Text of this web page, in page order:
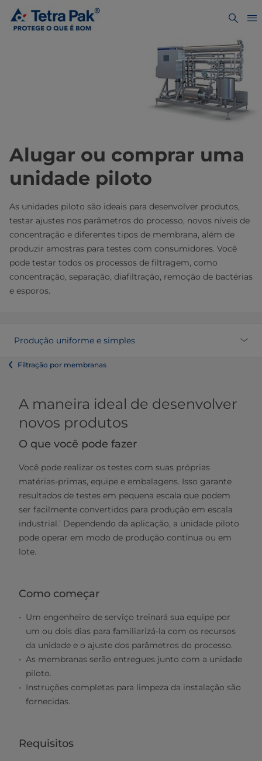
Alugar ou comprar uma
unidade piloto
As unidades piloto são ideais para desenvolver produtos,
testar ajustes nos parâmetros do processo, novos níveis de
concentração e diferentes tipos de membrana, além de
produzir amostras para testes com consumidores. Você
pode testar todos os processos de filtragem, como
concentração, separação, diafiltração, remoção de bactérias
e esporos.
Produção uniforme e simples
Filtração por membranas
A maneira ideal de desenvolver
novos produtos
O que você pode fazer
Você pode realizar os testes com suas próprias
matérias-primas, equipe e embalagens. Isso garante
resultados de testes em pequena escala que podem
ser facilmente convertidos para produção em escala
industrial.’ Dependendo da aplicação, a unidade piloto
pode operar em modo de produção contínua ou em
lote.
Como começar
Um engenheiro de serviço treinará sua equipe por
um ou dois dias para familiarizá-la com os recursos
da unidade e o ajuste dos parâmetros do processo.
As membranas serão entregues junto com a unidade
piloto.
Instruções completas para limpeza da instalação são
fornecidas.
Requisitos